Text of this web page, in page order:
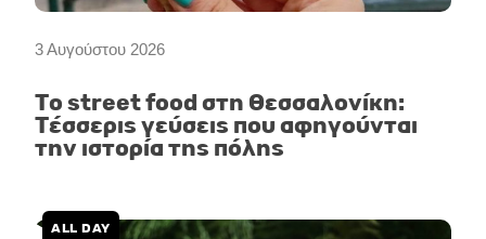
3 Αυγούστου 2026
Το street food στη Θεσσαλονίκη:
Τέσσερις γεύσεις που αφηγούνται
την ιστορία της πόλης
ALL DAY